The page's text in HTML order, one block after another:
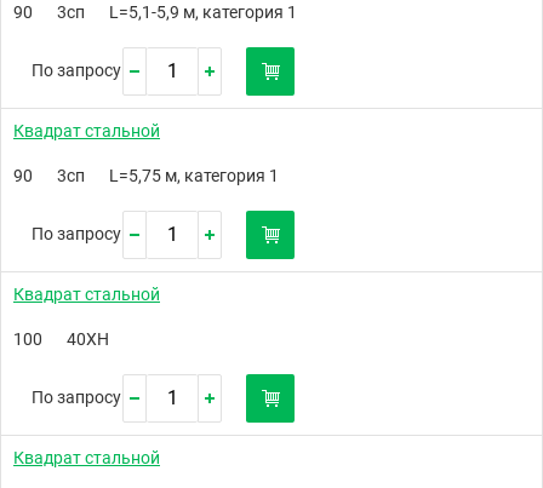
90 3сп L=5,1-5,9 м, категория 1
По запросу
Квадрат стальной
90 3сп L=5,75 м, категория 1
По запросу
Квадрат стальной
100 40ХН
По запросу
Квадрат стальной